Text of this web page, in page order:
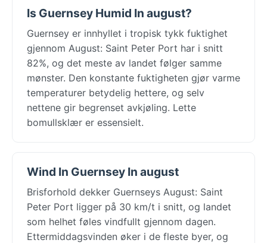
Is Guernsey Humid In august?
Guernsey er innhyllet i tropisk tykk fuktighet
gjennom August: Saint Peter Port har i snitt
82%, og det meste av landet følger samme
mønster. Den konstante fuktigheten gjør varme
temperaturer betydelig hettere, og selv
nettene gir begrenset avkjøling. Lette
bomullsklær er essensielt.
Wind In Guernsey In august
Brisforhold dekker Guernseys August: Saint
Peter Port ligger på 30 km/t i snitt, og landet
som helhet føles vindfullt gjennom dagen.
Ettermiddagsvinden øker i de fleste byer, og